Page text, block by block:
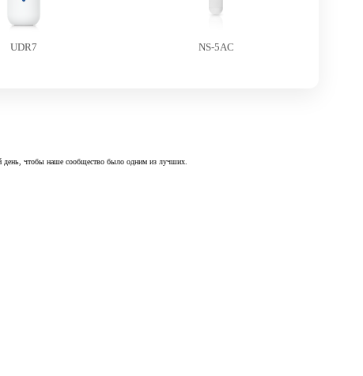
UDR7 NS-5AC
день, чтобы наше сообщество было одним из лучших.